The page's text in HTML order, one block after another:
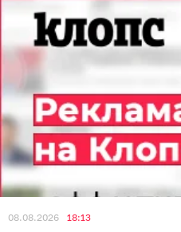
08.08.2026 18:13